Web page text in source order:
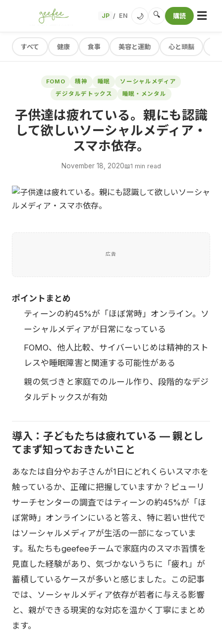
JP / EN 🌙 🔍 購読 ☰
すべて 健康 食事 美容と運動 心と頭脳
FOMO 精神 睡眠
ソーシャルメディア
デジタルデトックス
睡眠・メンタル
子供達は疲れている。親にも認識
して欲しいソーシャルメディア・
スマホ依存。
November 18, 2020📖1 min read
広告
ポイントまとめ
ティーンの約45%が「ほぼ常時」オンライン。ソ
ーシャルメディアが日常になっている
FOMO、他人比較、サイバーいじめは精神的スト
レスや睡眠障害と関連する可能性がある
親の気づきと家庭でのルール作り、段階的なデジ
タルデトックスが有効
導入：子どもたちは疲れている — 親とし
てまず知っておきたいこと
あなたは自分やお子さんが1日にどれくらいスマホを
触っているか、正確に把握していますか？ピューリ
サーチセンターの調査ではティーンの約45%が「ほ
ぼ常時」オンラインにいると答え、特に若い世代で
はソーシャルメディアが生活の一部になっていま
す。私たちもgeefeeチームで家庭内のスマホ習慣を
見直した経験があり、気づかないうちに「疲れ」が
蓄積しているケースが多いと感じました。この記事
では、ソーシャルメディア依存が若者に与える影響
と、親ができる現実的な対応を温かく丁寧にまとめ
ます。